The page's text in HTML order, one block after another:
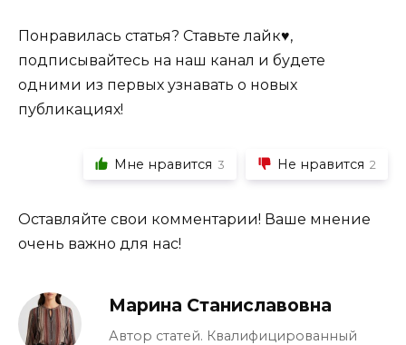
Понравилась статья? Ставьте лайк♥,
подписывайтесь на наш канал и будете
одними из первых узнавать о новых
публикациях!
Мне нравится 3 Не нравится 2
Оставляйте свои комментарии! Ваше мнение
очень важно для нас!
Марина Станиславовна
Автор статей. Квалифицированный